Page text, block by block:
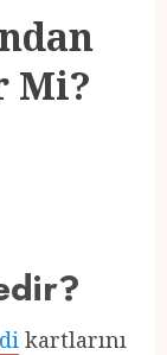
Mi?
kartlarını